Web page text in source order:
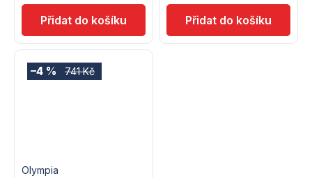
741 Kč
–4 %
Olympia